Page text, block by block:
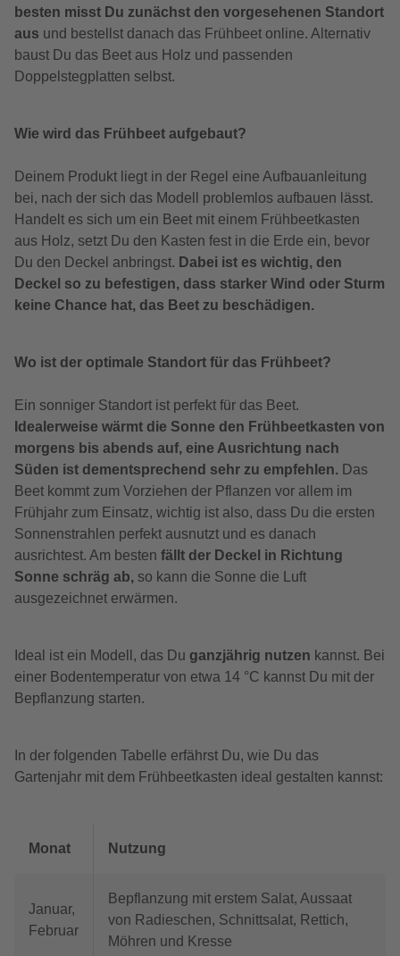
besten misst Du zunächst den vorgesehenen Standort
aus und bestellst danach das Frühbeet online. Alternativ
baust Du das Beet aus Holz und passenden
Doppelstegplatten selbst.
Wie wird das Frühbeet aufgebaut?
Deinem Produkt liegt in der Regel eine Aufbauanleitung
bei, nach der sich das Modell problemlos aufbauen lässt.
Handelt es sich um ein Beet mit einem Frühbeetkasten
aus Holz, setzt Du den Kasten fest in die Erde ein, bevor
Du den Deckel anbringst. Dabei ist es wichtig, den
Deckel so zu befestigen, dass starker Wind oder Sturm
keine Chance hat, das Beet zu beschädigen.
Wo ist der optimale Standort für das Frühbeet?
Ein sonniger Standort ist perfekt für das Beet.
Idealerweise wärmt die Sonne den Frühbeetkasten von
morgens bis abends auf, eine Ausrichtung nach
Süden ist dementsprechend sehr zu empfehlen. Das
Beet kommt zum Vorziehen der Pflanzen vor allem im
Frühjahr zum Einsatz, wichtig ist also, dass Du die ersten
Sonnenstrahlen perfekt ausnutzt und es danach
ausrichtest. Am besten fällt der Deckel in Richtung
Sonne schräg ab, so kann die Sonne die Luft
ausgezeichnet erwärmen.
Ideal ist ein Modell, das Du ganzjährig nutzen kannst. Bei
einer Bodentemperatur von etwa 14 °C kannst Du mit der
Bepflanzung starten.
In der folgenden Tabelle erfährst Du, wie Du das
Gartenjahr mit dem Frühbeetkasten ideal gestalten kannst:
Monat Nutzung
Januar,
Februar
Bepflanzung mit erstem Salat, Aussaat
von Radieschen, Schnittsalat, Rettich,
Möhren und Kresse